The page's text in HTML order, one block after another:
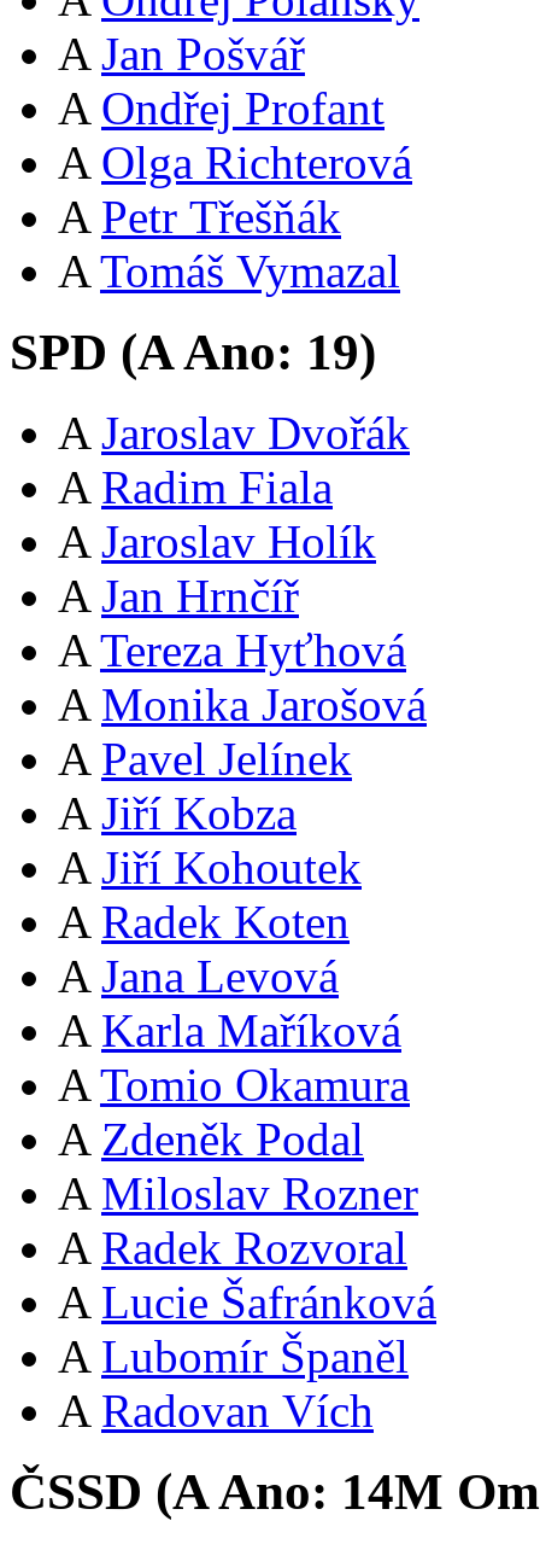
A Jan Pošvář
A Ondřej Profant
A Olga Richterová
A Petr Třešňák
A Tomáš Vymazal
SPD (AAno: 19)
A Jaroslav Dvořák
A Radim Fiala
A Jaroslav Holík
A Jan Hrnčíř
A Tereza Hyťhová
A Monika Jarošová
A Pavel Jelínek
A Jiří Kobza
A Jiří Kohoutek
A Radek Koten
A Jana Levová
A Karla Maříková
A Tomio Okamura
A Zdeněk Podal
A Miloslav Rozner
A Radek Rozvoral
A Lucie Šafránková
A Lubomír Španěl
A Radovan Vích
ČSSD (AAno: 14M